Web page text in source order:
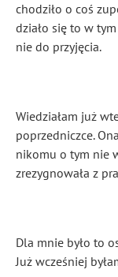
chodziło o coś
działo się to w
nie do przyjęcia.
Wiedziałam już
poprzedniczce.
nikomu o tym nie
zrezygnowała z
Dla mnie było to
Już wcześniej